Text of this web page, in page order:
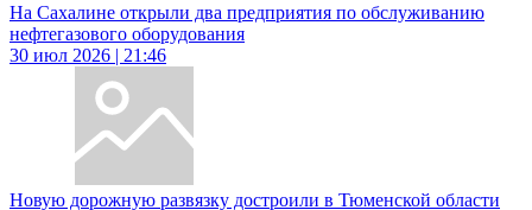
На Сахалине открыли два предприятия по обслуживанию
нефтегазового оборудования
30 июл 2026 | 21:46
Новую дорожную развязку достроили в Тюменской области